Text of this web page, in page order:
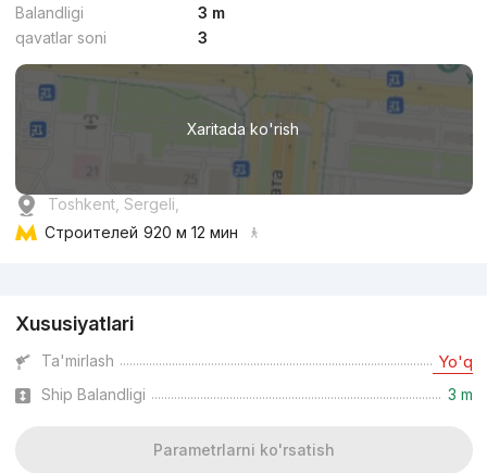
Balandligi
3 m
qavatlar soni
3
Xaritada ko'rish
Toshkent, Sergeli,
Строителей 920 м 12 мин
Xususiyatlari
Ta'mirlash Yo'q
Ship Balandligi 3 m
Parametrlarni ko'rsatish